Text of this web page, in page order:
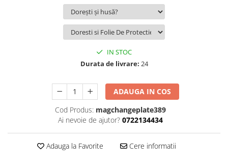
IN STOC
Durata de livrare: 24
ADAUGA IN COS
Cod Produs: magchangeplate389
Ai nevoie de ajutor? 0722134434
Adauga la Favorite Cere informatii